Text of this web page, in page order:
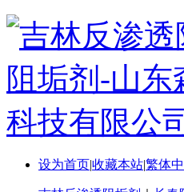
设为首页|收藏本站|繁体